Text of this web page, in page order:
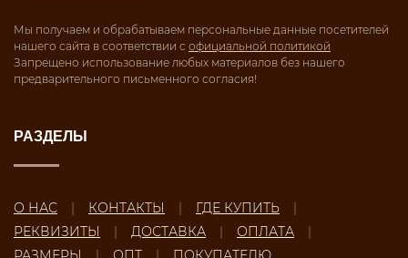
Мы получаем и обрабатываем персональные данные посетителей
нашего сайта в соответствии с официальной политикой
Запрещено использование любых материалов без нашего
предварительного письменного согласия!
РАЗДЕЛЫ
О НАС КОНТАКТЫ
ГДЕ КУПИТЬ
РЕКВИЗИТЫ
ДОСТАВКА
ОПЛАТА